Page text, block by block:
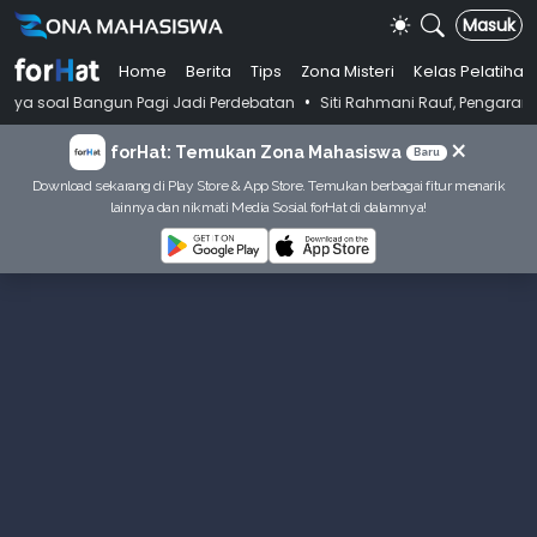
Masuk
Home Berita Tips Zona Misteri
Kelas Pelatihan
Pagi Jadi Perdebatan • Siti Rahmani Rauf, Pengarang Buku
forHat: Temukan Zona Mahasiswa Baru ×
Download sekarang di Play Store & App Store. Temukan berbagai fitur menarik
lainnya dan nikmati Media Sosial forHat di dalamnya!